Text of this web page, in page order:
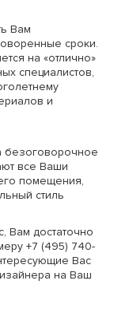
Вам
сроки.
на «отлично»
специалистов,
и
безоговорочное
все Ваши
помещения,
стиль
Вам достаточно
+7 (495) 740-
Вас
на Ваш